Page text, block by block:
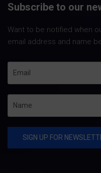
Subscribe to our
Want to be notified when
email address and name